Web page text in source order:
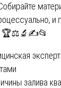
и
🏆⚖️🔬✍️📂
залива